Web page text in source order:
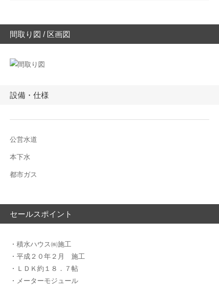
間取り図 / 区画図
設備・仕様
公営水道
本下水
都市ガス
セールスポイント
・積水ハウス㈱施工
・平成２０年２月 施工
・ＬＤＫ約１８．７帖
・メーターモジュール